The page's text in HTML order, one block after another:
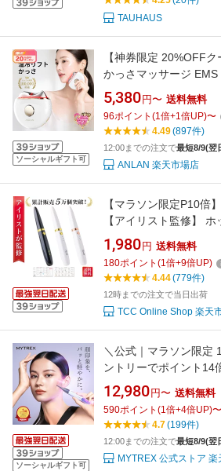
TAUHAUS
ソーシャルギフト可
【神券限定 20%OFF
かっさマッサージ
フェイスケア 表情筋ケ
きり かっさプレート
ケア ほうれい線ケア
5,380 円〜 送料無料
96ポイント (1倍+1倍UP)〜
4.49(897件)
12:00までの注文で最短8/9(翌
ANLAN 楽天市場店
【マラソン限定P10倍
【アイリスト監修】
ーラー アイラッシュカ
ホットビューラー まつ
ューラー ホット アイ
げ カールアップ まつ
1,980 円 送料無料
180ポイント (1倍+9倍UP)
4.44(779件)
12時までの注文で当日出荷
TCC Online Shop 楽天
ソーシャルギフト可
＼公式｜マラソン限定
ントリーでポイント14
ー ポスポス 美顔器 ペ
SHAPE POINTER たる
リフトアップ もたつき
い線 筋膜リリース 小
コルテ
12,980 円〜 送料無料
590ポイント (1倍+4倍UP)〜
4.7(199件)
12:00までの注文で最短8/9(翌
MYTREX 公式ストア 楽